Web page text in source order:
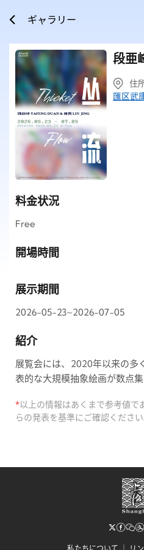
ギャラリー
段亜
住
匯区武
料金状況
Free
開場時間
展示期間
2026-05-23~2026-07-05
紹介
展覧会には、2020年以来の多
表的な大規模抽象絵画が数点集
*以上の情報はあくまで参考値で
らの発表を基準にご確認ください